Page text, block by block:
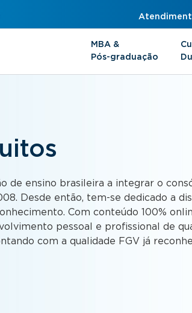
MBA &
Pós-graduação
de ensino brasileira a integrar o
Desde então, tem-se dedicado a
Com conteúdo 100%
pessoal e profissional de
com a qualidade FGV já